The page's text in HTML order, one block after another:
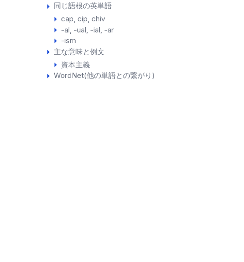
同じ語根の英単語
cap cip chiv
-al -ual -ial -ar
-ism
主な意味と例文
資本主義
WordNet(他の単語との繋がり)